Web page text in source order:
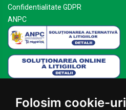
Folosim cookie-uri
Confidentialitate GDPR
ANPC
Acasa